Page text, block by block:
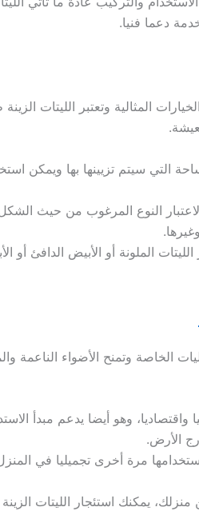
دعما فنيا.
المثالية وتعتبر الليتات
التي سيتم تزيينها بها ويمكن
النوع المرغوب من حيث
الملونة أو الأبيض الدافئ أو
الخاصة وتمنح الأضواء الناعمة
واقتصاديا، وهو أيضا يدعم مبدأ
الأرض.
مرة أخرى تجميليا في
يمكنك استئجار الليتات